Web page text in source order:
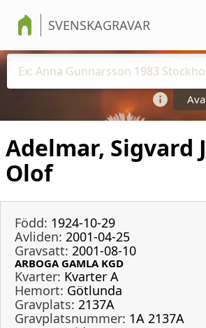
SVENSKAGRAVAR
Adelmar, Sigvard
Olof
Född: 1924-10-29
Avliden: 2001-04-25
Gravsatt: 2001-08-10
ARBOGA GAMLA KGD
Kvarter: Kvarter A
Hemort: Götlunda
Gravplats: 2137A
Gravplatsnummer: 1A 2137A